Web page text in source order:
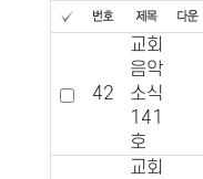
42
교회
음악
소식
141
호
교회